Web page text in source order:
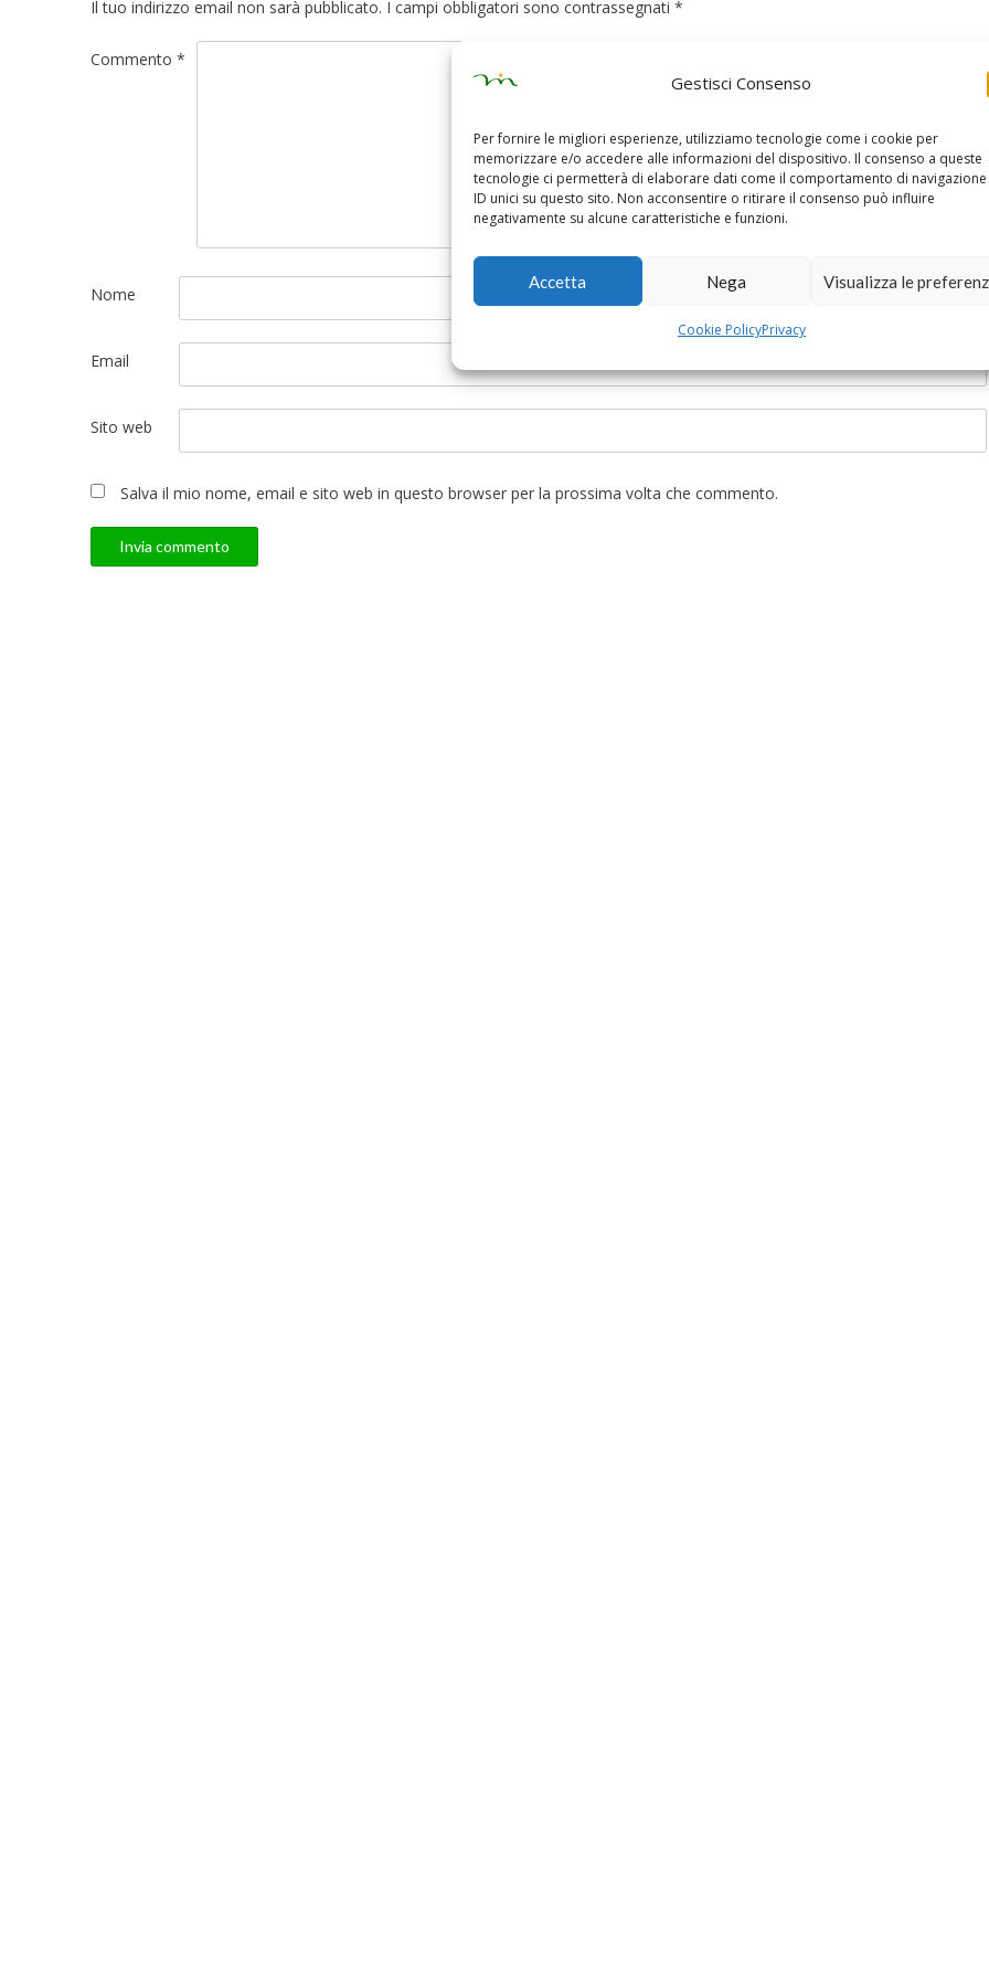
Gestisci Consenso
Per fornire le migliori esperienze, utilizziamo tecnologie come i cookie per
memorizzare e/o accedere alle informazioni del dispositivo. Il consenso a queste
tecnologie ci permetterà di elaborare dati come il comportamento di
ID unici su questo sito. Non acconsentire o ritirare il consenso può influire
negativamente su alcune caratteristiche e funzioni.
Accetta Nega Visualizza le
Cookie PolicyPrivacy
Il tuo indirizzo email non sarà pubblicato. I campi obbligatori sono contrassegnati *
Commento *
Nome
Email
Sito web
Salva il mio nome, email e sito web in questo browser per la prossima volta che commento.